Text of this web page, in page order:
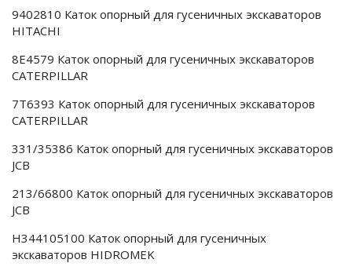
9402810 Каток опорный для гусеничных экскаваторов
HITACHI
8E4579 Каток опорный для гусеничных экскаваторов
CATERPILLAR
7T6393 Каток опорный для гусеничных экскаваторов
CATERPILLAR
331/35386 Каток опорный для гусеничных экскаваторов
JCB
213/66800 Каток опорный для гусеничных экскаваторов
JCB
H344105100 Каток опорный для гусеничных
экскаваторов HIDROMEK